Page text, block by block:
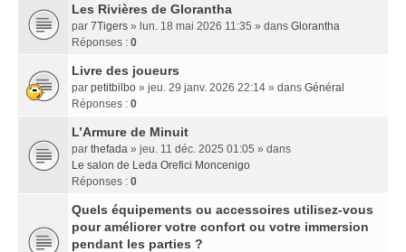
Les Rivières de Glorantha
par 7Tigers » lun. 18 mai 2026 11:35 » dans Glorantha
Réponses : 0
Livre des joueurs
par petitbilbo » jeu. 29 janv. 2026 22:14 » dans Général
Réponses : 0
L’Armure de Minuit
par thefada » jeu. 11 déc. 2025 01:05 » dans
Le salon de Leda Orefici Moncenigo
Réponses : 0
Quels équipements ou accessoires utilisez-vous
pour améliorer votre confort ou votre immersion
pendant les parties ?